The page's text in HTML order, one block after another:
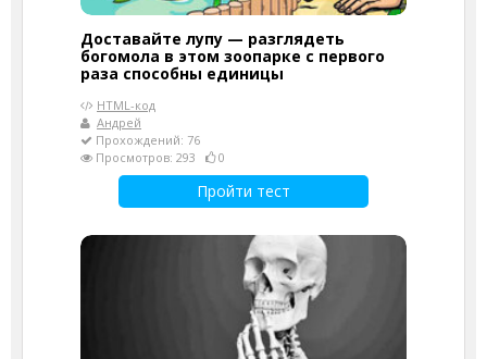
Доставайте лупу — разглядеть
богомола в этом зоопарке с первого
раза способны единицы
HTML-код
Андрей
Прохождений: 76
Просмотров: 293
0
Пройти тест